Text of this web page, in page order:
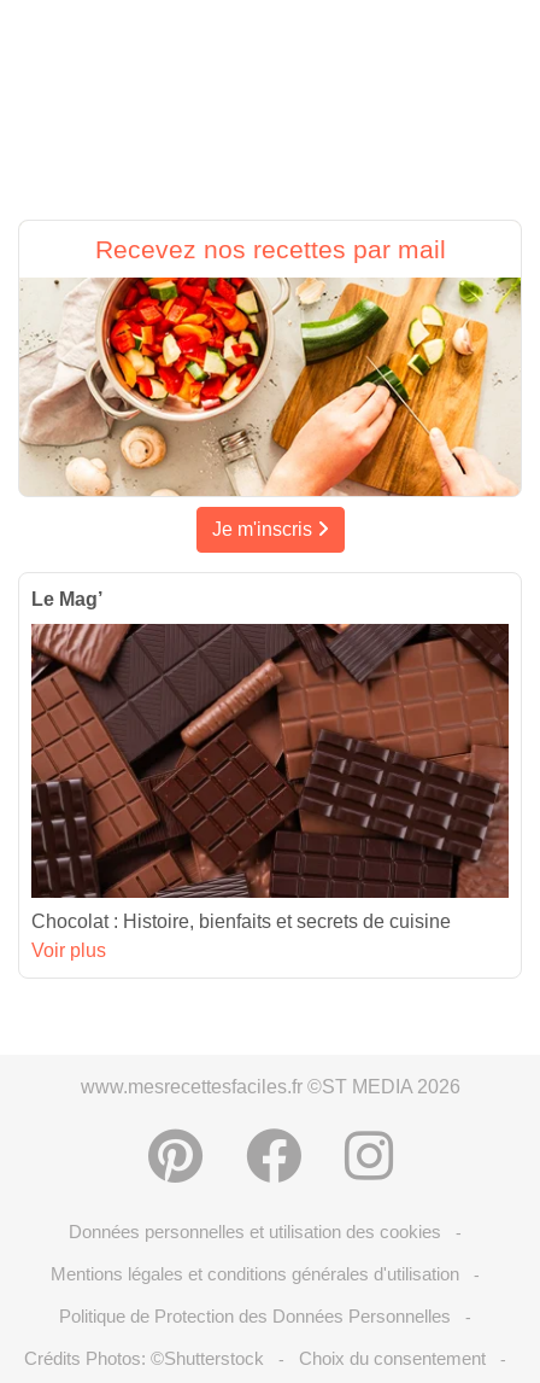
Recevez nos recettes par mail
Je m'inscris
Le Mag’
Chocolat : Histoire, bienfaits et secrets de cuisine
Voir plus
www.mesrecettesfaciles.fr ©ST MEDIA 2026
Données personnelles et utilisation des cookies -
Mentions légales et conditions générales d'utilisation -
Politique de Protection des Données Personnelles -
Crédits Photos: ©Shutterstock - Choix du consentement -